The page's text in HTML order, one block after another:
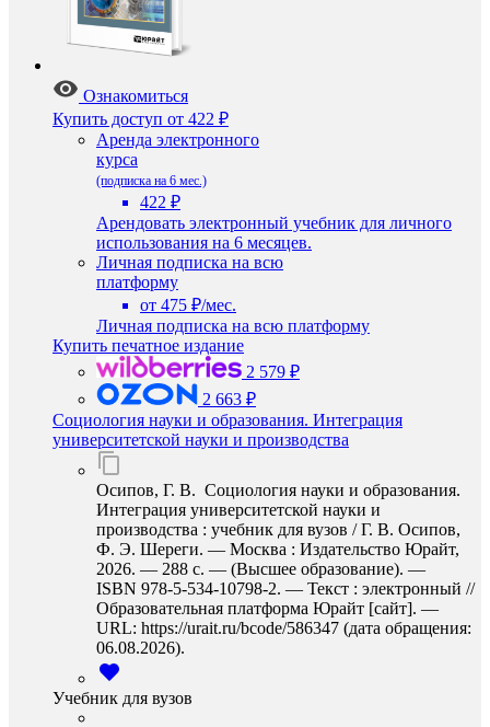
Ознакомиться
Купить доступ от 422 ₽
Аренда электронного
курса
(подписка на 6 мес.)
422 ₽
Арендовать электронный учебник для личного
использования на 6 месяцев.
Личная подписка на всю
платформу
от 475 ₽/мес.
Личная подписка на всю платформу
Купить печатное издание
2 579 ₽
2 663 ₽
Социология науки и образования. Интеграция
университетской науки и производства
Осипов, Г. В. Социология науки и образования.
Интеграция университетской науки и
производства : учебник для вузов / Г. В. Осипов,
Ф. Э. Шереги. — Москва : Издательство Юрайт,
2026. — 288 с. — (Высшее образование). —
ISBN 978-5-534-10798-2. — Текст : электронный //
Образовательная платформа Юрайт [сайт]. —
URL: https://urait.ru/bcode/586347 (дата обращения:
06.08.2026).
Учебник для вузов